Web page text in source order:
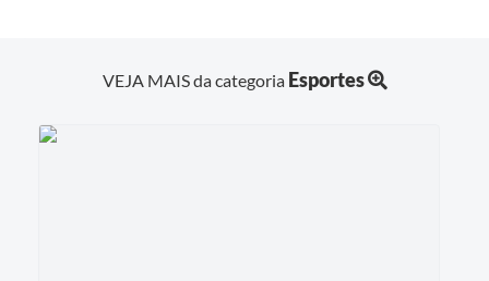
VEJA MAIS da categoria Esportes